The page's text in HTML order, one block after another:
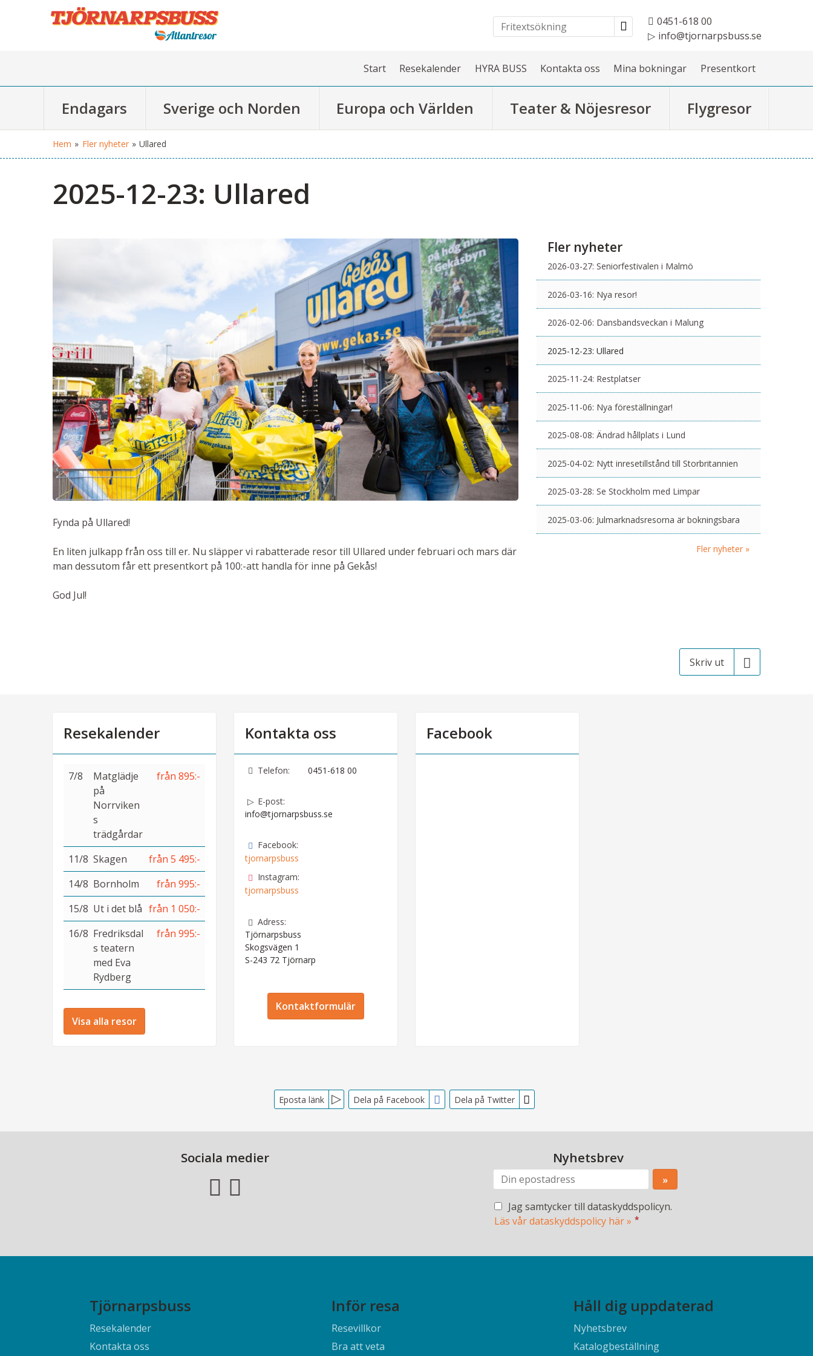
0451-618 00
info@tjornarpsbuss.se
Start Resekalender HYRA BUSS Kontakta oss Mina bokningar Presentkort
Endagars Sverige och Norden Europa och Världen Teater & Nöjesresor Flygresor
Hem » Fler nyheter » Ullared
2025-12-23: Ullared
Fynda på Ullared!
En liten julkapp från oss till er. Nu släpper vi rabatterade resor till Ullared under februari och mars där
man dessutom får ett presentkort på 100:-att handla för inne på Gekås!
God Jul!
Fler nyheter
2026-03-27: Seniorfestivalen i Malmö
2026-03-16: Nya resor!
2026-02-06: Dansbandsveckan i Malung
2025-12-23: Ullared
2025-11-24: Restplatser
2025-11-06: Nya föreställningar!
2025-08-08: Ändrad hållplats i Lund
2025-04-02: Nytt inresetillstånd till Storbritannien
2025-03-28: Se Stockholm med Limpar
2025-03-06: Julmarknadsresorna är bokningsbara
Fler nyheter
Skriv ut
Resekalender
7/8
Matglädje
på
Norrviken
s
trädgårdar
från 895:-
11/8 Skagen
från 5 495:-
14/8 Bornholm
från 995:-
15/8 Ut i det blå från 1 050:-
16/8 Fredriksdal
s teatern
med Eva
Rydberg
från 995:-
Visa alla resor
Kontakta oss
Telefon: 0451-618 00
E-post:
info@tjornarpsbuss.se
Facebook:
tjornarpsbuss
Instagram:
tjornarpsbuss
Adress:
Tjörnarpsbuss
Skogsvägen 1
S-243 72 Tjörnarp
Kontaktformulär
Facebook
Eposta länk Dela på Facebook Dela på Twitter
Sociala medier Nyhetsbrev
Jag samtycker till dataskyddspolicyn.
Läs vår dataskyddspolicy här » *
Tjörnarpsbuss
Resekalender
Kontakta oss
Inför resa
Resevillkor
Bra att veta
Håll dig uppdaterad
Nyhetsbrev
Katalogbeställning